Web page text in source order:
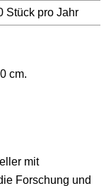
Stück pro Jahr
cm.
mit
Forschung und